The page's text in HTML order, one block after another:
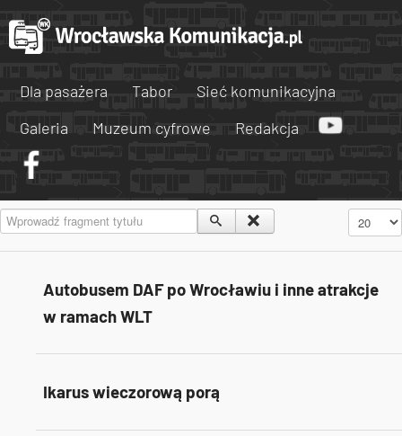
Dla pasażera Tabor
Sieć komunikacyjna
Galeria
Muzeum cyfrowe Redakcja
Wprowadź fragment tytułu Pokaż #
Autobusem DAF po Wrocławiu i inne atrakcje
w ramach WLT
Ikarus wieczorową porą